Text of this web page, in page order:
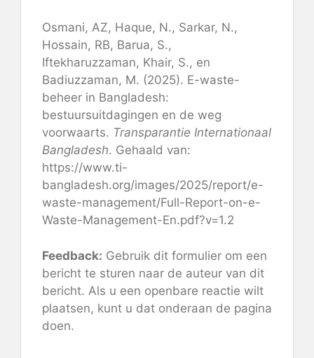
Osmani, AZ, Haque, N., Sarkar, N.,
Hossain, RB, Barua, S.,
Iftekharuzzaman, Khair, S., en
Badiuzzaman, M. (2025). E-waste-
beheer in Bangladesh:
bestuursuitdagingen en de weg
voorwaarts. Transparantie Internationaal
Bangladesh. Gehaald van:
https://www.ti-
bangladesh.org/images/2025/report/e-
waste-management/Full-Report-on-e-
Waste-Management-En.pdf?v=1.2
Feedback: Gebruik dit formulier om een ​​
bericht te sturen naar de auteur van dit
bericht. Als u een openbare reactie wilt
plaatsen, kunt u dat onderaan de pagina
doen.